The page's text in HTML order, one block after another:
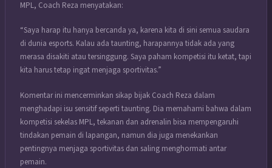
MPL, Coach Reza menyatakan:
“Saya harap itu hanya bercanda ya, karena kita di sini semua saudara
di dunia esports. Kalau ada taunting, harapannya tidak ada yang
merasa disakiti atau tersinggung. Saya paham kompetisi itu ketat, tapi
kita harus tetap ingat menjaga sportivitas.”
Komentar ini mencerminkan sikap bijak Coach Reza dalam
menghadapi isu sensitif seperti taunting. Dia memahami bahwa dalam
kompetisi sekelas MPL, tekanan dan adrenalin bisa mempengaruhi
tindakan pemain di lapangan, namun dia juga menekankan
pentingnya menjaga sportivitas dan saling menghormati antar
pemain.